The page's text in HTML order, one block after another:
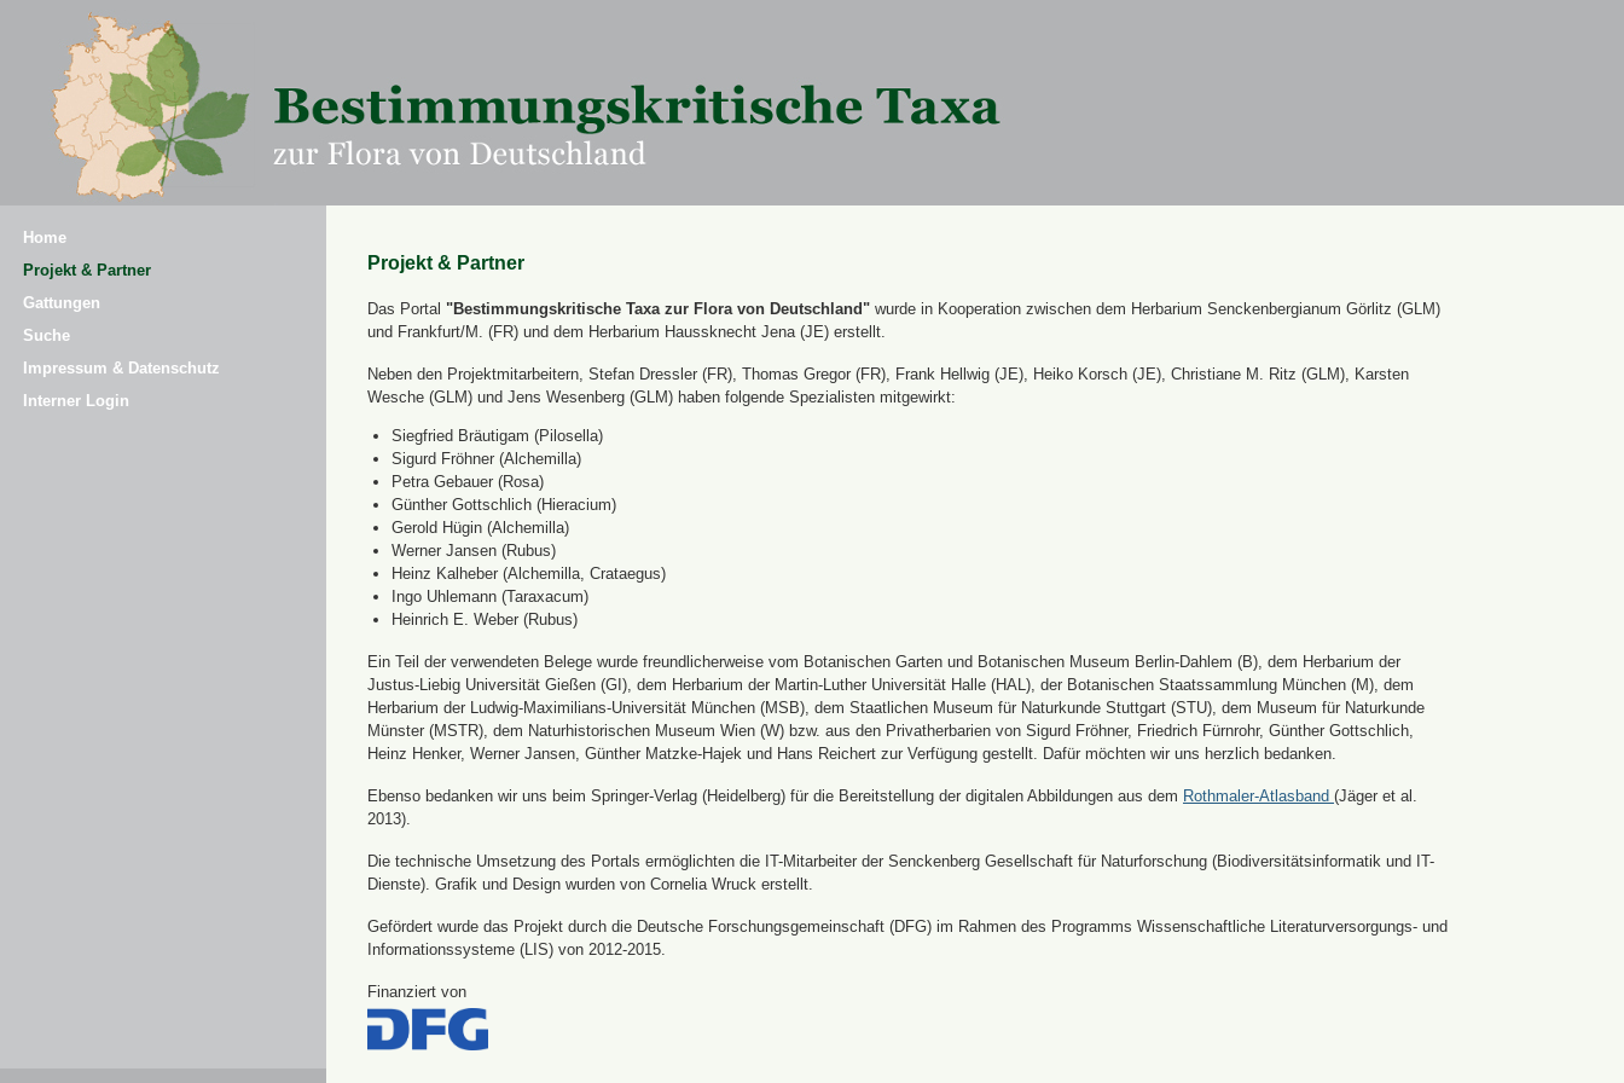
Home
Projekt & Partner
Gattungen
Suche
Impressum & Datenschutz
Interner Login
Projekt & Partner
Das Portal "Bestimmungskritische Taxa zur Flora von Deutschland" wurde in Kooperation zwischen dem Herbarium Senckenbergianum Görlitz (GLM)
und Frankfurt/M. (FR) und dem Herbarium Haussknecht Jena (JE) erstellt.
Neben den Projektmitarbeitern, Stefan Dressler (FR), Thomas Gregor (FR), Frank Hellwig (JE), Heiko Korsch (JE), Christiane M. Ritz (GLM), Karsten
Wesche (GLM) und Jens Wesenberg (GLM) haben folgende Spezialisten mitgewirkt:
Siegfried Bräutigam (Pilosella)
Sigurd Fröhner (Alchemilla)
Petra Gebauer (Rosa)
Günther Gottschlich (Hieracium)
Gerold Hügin (Alchemilla)
Werner Jansen (Rubus)
Heinz Kalheber (Alchemilla, Crataegus)
Ingo Uhlemann (Taraxacum)
Heinrich E. Weber (Rubus)
Ein Teil der verwendeten Belege wurde freundlicherweise vom Botanischen Garten und Botanischen Museum Berlin-Dahlem (B), dem Herbarium der
Justus-Liebig Universität Gießen (GI), dem Herbarium der Martin-Luther Universität Halle (HAL), der Botanischen Staatssammlung München (M), dem
Herbarium der Ludwig-Maximilians-Universität München (MSB), dem Staatlichen Museum für Naturkunde Stuttgart (STU), dem Museum für Naturkunde
Münster (MSTR), dem Naturhistorischen Museum Wien (W) bzw. aus den Privatherbarien von Sigurd Fröhner, Friedrich Fürnrohr, Günther Gottschlich,
Heinz Henker, Werner Jansen, Günther Matzke-Hajek und Hans Reichert zur Verfügung gestellt. Dafür möchten wir uns herzlich bedanken.
Ebenso bedanken wir uns beim Springer-Verlag (Heidelberg) für die Bereitstellung der digitalen Abbildungen aus dem Rothmaler-Atlasband (Jäger et al.
2013).
Die technische Umsetzung des Portals ermöglichten die IT-Mitarbeiter der Senckenberg Gesellschaft für Naturforschung (Biodiversitätsinformatik und IT-
Dienste). Grafik und Design wurden von Cornelia Wruck erstellt.
Gefördert wurde das Projekt durch die Deutsche Forschungsgemeinschaft (DFG) im Rahmen des Programms Wissenschaftliche Literaturversorgungs- und
Informationssysteme (LIS) von 2012-2015.
Finanziert von